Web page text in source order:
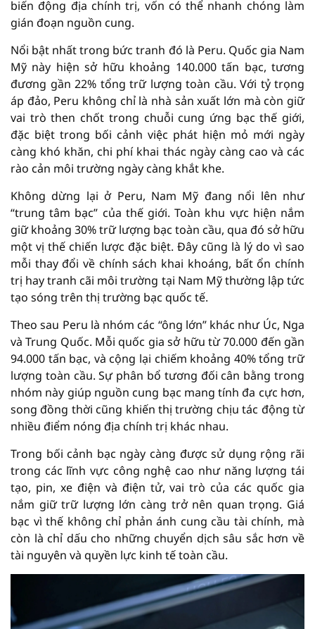
biến động địa chính trị, vốn có thể nhanh chóng làm
gián đoạn nguồn cung.
Nổi bật nhất trong bức tranh đó là Peru. Quốc gia Nam
Mỹ này hiện sở hữu khoảng 140.000 tấn bạc, tương
đương gần 22% tổng trữ lượng toàn cầu. Với tỷ trọng
áp đảo, Peru không chỉ là nhà sản xuất lớn mà còn giữ
vai trò then chốt trong chuỗi cung ứng bạc thế giới,
đặc biệt trong bối cảnh việc phát hiện mỏ mới ngày
càng khó khăn, chi phí khai thác ngày càng cao và các
rào cản môi trường ngày càng khắt khe.
Không dừng lại ở Peru, Nam Mỹ đang nổi lên như
“trung tâm bạc” của thế giới. Toàn khu vực hiện nắm
giữ khoảng 30% trữ lượng bạc toàn cầu, qua đó sở hữu
một vị thế chiến lược đặc biệt. Đây cũng là lý do vì sao
mỗi thay đổi về chính sách khai khoáng, bất ổn chính
trị hay tranh cãi môi trường tại Nam Mỹ thường lập tức
tạo sóng trên thị trường bạc quốc tế.
Theo sau Peru là nhóm các “ông lớn” khác như Úc, Nga
và Trung Quốc. Mỗi quốc gia sở hữu từ 70.000 đến gần
94.000 tấn bạc, và cộng lại chiếm khoảng 40% tổng trữ
lượng toàn cầu. Sự phân bổ tương đối cân bằng trong
nhóm này giúp nguồn cung bạc mang tính đa cực hơn,
song đồng thời cũng khiến thị trường chịu tác động từ
nhiều điểm nóng địa chính trị khác nhau.
Trong bối cảnh bạc ngày càng được sử dụng rộng rãi
trong các lĩnh vực công nghệ cao như năng lượng tái
tạo, pin, xe điện và điện tử, vai trò của các quốc gia
nắm giữ trữ lượng lớn càng trở nên quan trọng. Giá
bạc vì thế không chỉ phản ánh cung cầu tài chính, mà
còn là chỉ dấu cho những chuyển dịch sâu sắc hơn về
tài nguyên và quyền lực kinh tế toàn cầu.